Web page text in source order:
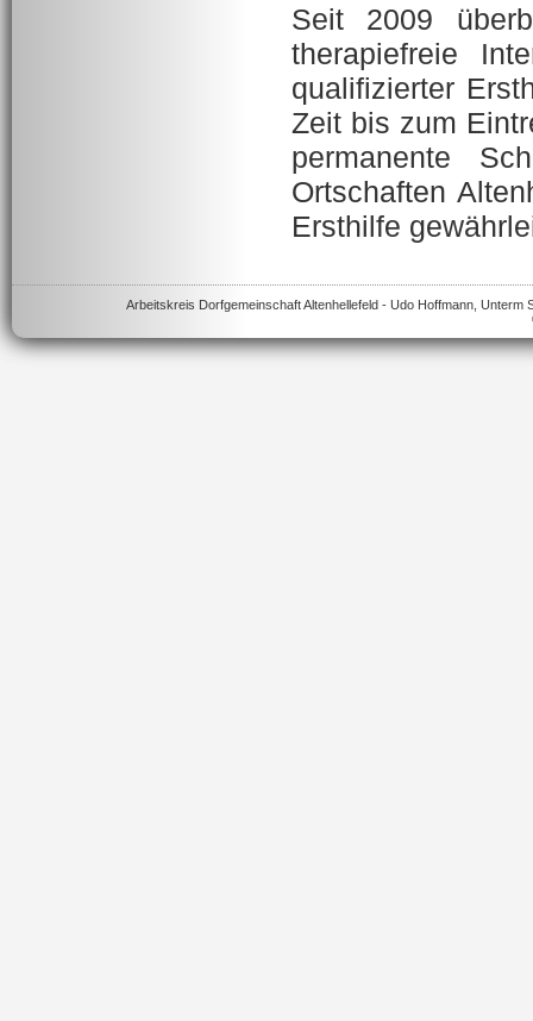
Seit 2009
therapiefreie
qualifizierter
Zeit bis zum
permanente
Ortschaften
Ersthilfe
Arbeitskreis Dorfgemeinschaft Altenhellefeld - Udo Hoffmann,